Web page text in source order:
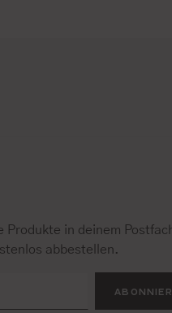
Produkte in deinem
abbestellen.